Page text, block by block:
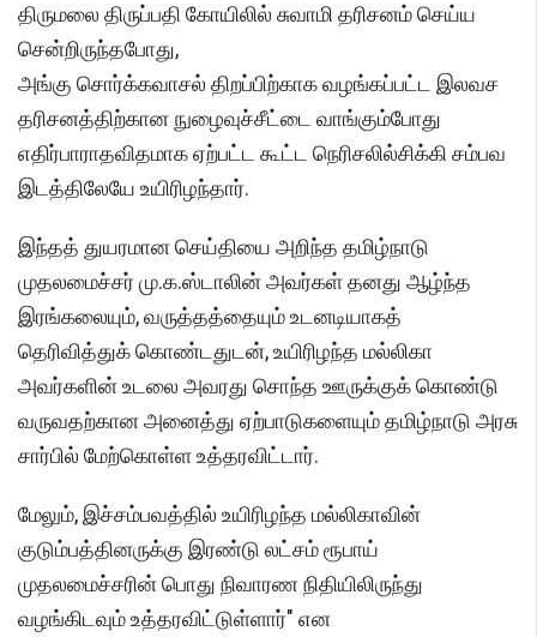
திருமலை திருப்பதி கோயிலில் சுவாமி தரிசனம் செய்ய
சென்றிருந்தபோது,
அங்கு சொர்க்கவாசல் திறப்பிற்காக வழங்கப்பட்ட இலவச
தரிசனத்திற்கான நுழைவுச்சீட்டை வாங்கும்போது
எதிர்பாராதவிதமாக ஏற்பட்ட கூட்ட நெரிசலில்சிக்கி சம்பவ
இடத்திலேயே உயிரிழந்தார்.
இந்தத் துயரமான செய்தியை அறிந்த தமிழ்நாடு
முதலமைச்சர் மு.க.ஸ்டாலின் அவர்கள் தனது ஆழ்ந்த
இரங்கலையும், வருத்தத்தையும் உடனடியாகத்
தெரிவித்துக் கொண்டதுடன், உயிரிழந்த மல்லிகா
அவர்களின் உடலை அவரது சொந்த ஊருக்குக் கொண்டு
வருவதற்கான அனைத்து ஏற்பாடுகளையும் தமிழ்நாடு அரசு
சார்பில் மேற்கொள்ள உத்தரவிட்டார்.
மேலும், இச்சம்பவத்தில் உயிரிழந்த மல்லிகாவின்
குடும்பத்தினருக்கு இரண்டு லட்சம் ரூபாய்
முதலமைச்சரின் பொது நிவாரண நிதியிலிருந்து
வழங்கிடவும் உத்தரவிட்டுள்ளார்" என